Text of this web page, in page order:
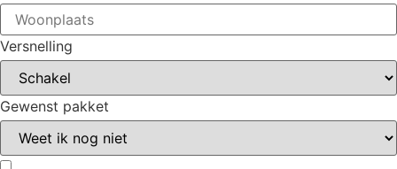
Versnelling
Gewenst pakket